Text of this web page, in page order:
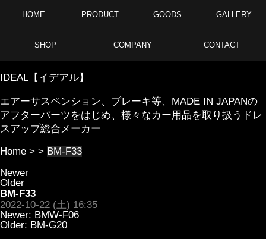
HOME PRODUCT GOODS GALLERY
SHOP COMPANY CONTACT
IDEAL【イデアル】
エアーサスペンション、ブレーキ等、MADE IN JAPANの
アフターパーツをはじめ、様々なカー用品を取り扱うドレ
スアップ総合メーカー
Home > > BM-F33
Newer
Older
BM-F33
2022-10-22 (土) 16:35
Newer: BMW-F06
Older: BM-G20